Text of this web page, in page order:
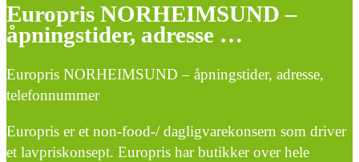
Europris NORHEIMSUND –
åpningstider, adresse …
Europris NORHEIMSUND – åpningstider, adresse,
telefonnummer
Europris er et non-food-/ dagligvarekonsern som driver
et lavpriskonsept. Europris har butikker over hele